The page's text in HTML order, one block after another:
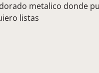
metalico donde
listas